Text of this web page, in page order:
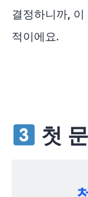
결정하니까,
적이에요.
첫